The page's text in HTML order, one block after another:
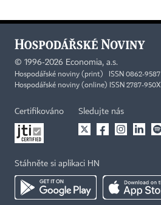
© 1996-2026 Economia, a.s.
Hospodářské noviny (print) ISSN 0862-9587
Hospodářské noviny (online) ISSN 2787-950X
Certifikováno Sledujte nás
Stáhněte si aplikaci HN